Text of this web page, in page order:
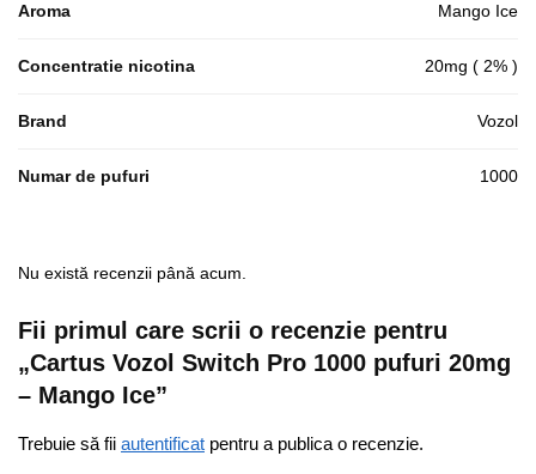
Aroma Mango Ice
Concentratie nicotina 20mg ( 2% )
Brand Vozol
Numar de pufuri 1000
Nu există recenzii până acum.
Fii primul care scrii o recenzie pentru
„Cartus Vozol Switch Pro 1000 pufuri 20mg
– Mango Ice”
Trebuie să fii autentificat pentru a publica o recenzie.